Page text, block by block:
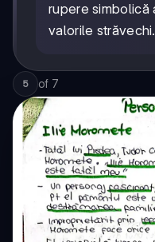
rupere simbolică
valorile străvechi.
5 of 7